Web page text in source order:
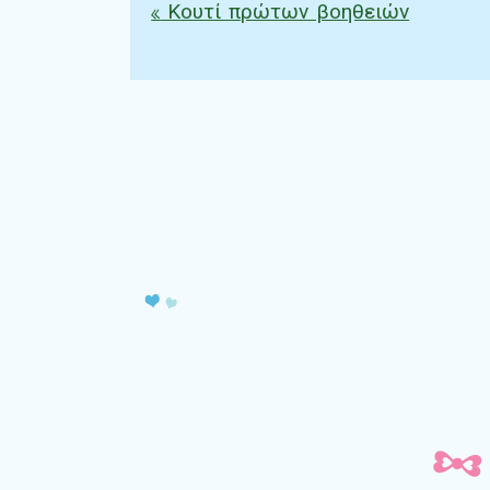
Πλοήγηση άρθρων
«Κουτί πρώτων βοηθειών